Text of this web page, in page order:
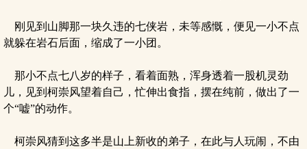
刚见到山脚那一块久违的七侠岩，未等感慨，便见一小不点
就躲在岩石后面，缩成了一小团。
那小不点七八岁的样子，看着面熟，浑身透着一股机灵劲
儿，见到柯崇风望着自己，忙伸出食指，摆在纯前，做出了一
个“嘘”的动作。
柯崇风猜到这多半是山上新收的弟子，在此与人玩闹，不由